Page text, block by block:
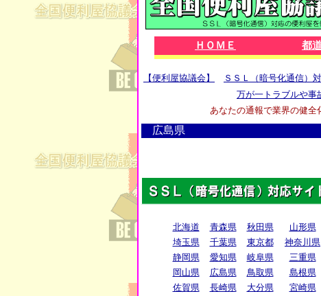
広島県
北海道 青森県 秋田県 山形県
埼玉県
千葉県 東京都 神奈川県
静岡県
愛知県 岐阜県 三重県
岡山県
広島県 鳥取県 島根県
佐賀県
長崎県 大分県 宮崎県